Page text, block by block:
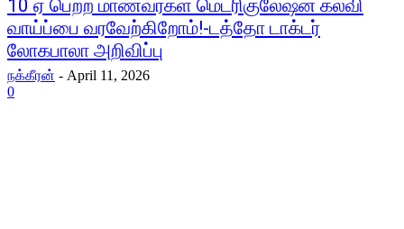
10 ஏ பெற்ற மாணவர்கள் மெட்ரிகுலேஷன் கல்வி
வாய்ப்பை வரவேற்கிறோம்!-டத்தோ டாக்டர்
லோகபாலா அறிவிப்பு
நக்கீரன் - April 11, 2026
0